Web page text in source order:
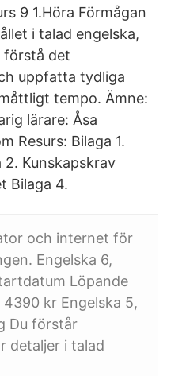
9 1.Höra Förmågan
i talad engelska,
förstå det
uppfatta tydliga
tempo. Ämne:
lärare: Åsa
Resurs: Bilaga 1.
2. Kunskapskrav
Bilaga 4.
och internet för
Engelska 6,
Löpande
kr Engelska 5,
Du förstår
detaljer i talad